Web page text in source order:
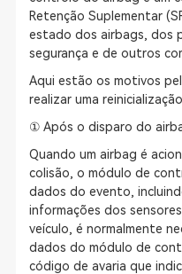
Retenção Suplementar
estado dos airbags, dos
segurança e de outros
Aqui estão os motivos
realizar uma
① Após o disparo do
Quando um airbag é
colisão, o módulo de
dados do evento,
informações dos
veículo, é normalmente
dados do módulo de
código de avaria que